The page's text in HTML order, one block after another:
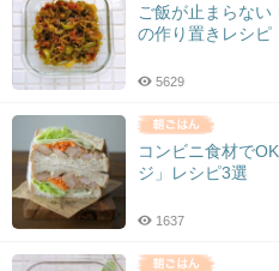
ご飯が止まらない
の作り置きレシピ
5629
コンビニ食材で
ジ」レシピ3選
1637